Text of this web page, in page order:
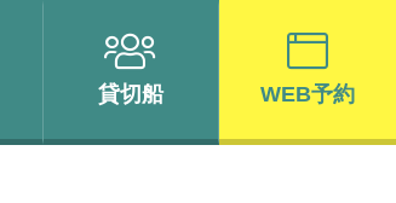
貸切船 WEB予約